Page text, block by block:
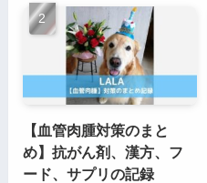
【血管肉腫対策のまと
め】抗がん剤、漢方、フ
ード、サプリの記録